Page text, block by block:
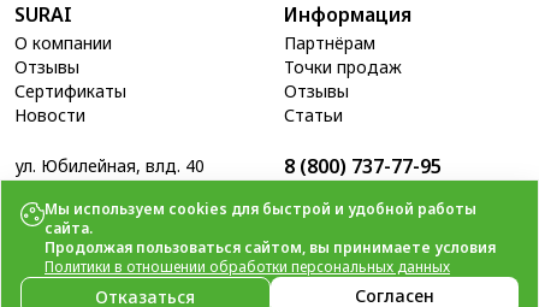
SURAI
О компании
Отзывы
Сертификаты
Новости
Информация
Партнёрам
Точки продаж
Отзывы
Статьи
ул. Юбилейная, влд. 40
Пн - Пт: 9.00 - 18.00
Сб - Вс: выходные
8 (800) 737-77-95
Свяжитесь с нами
info@surai.ru
© 2014-2026ООО «Сурай».
Автокомпоненты японского качества.
Мы используем cookies для быстрой и удобной работы
сайта.
Продолжая пользоваться сайтом, вы принимаете условия
Политики в отношении обработки персональных данных
Отказаться Согласен